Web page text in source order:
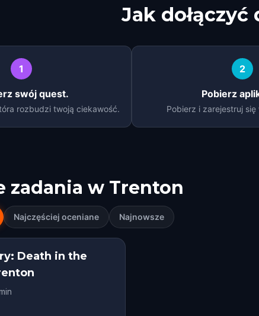
Jak dołączyć
1
swój quest.
rozbudzi twoją ciekawość.
2
Pobierz
Pobierz i zarejestruj
zadania w Trenton
Najczęściej oceniane Najnowsze
Death in the